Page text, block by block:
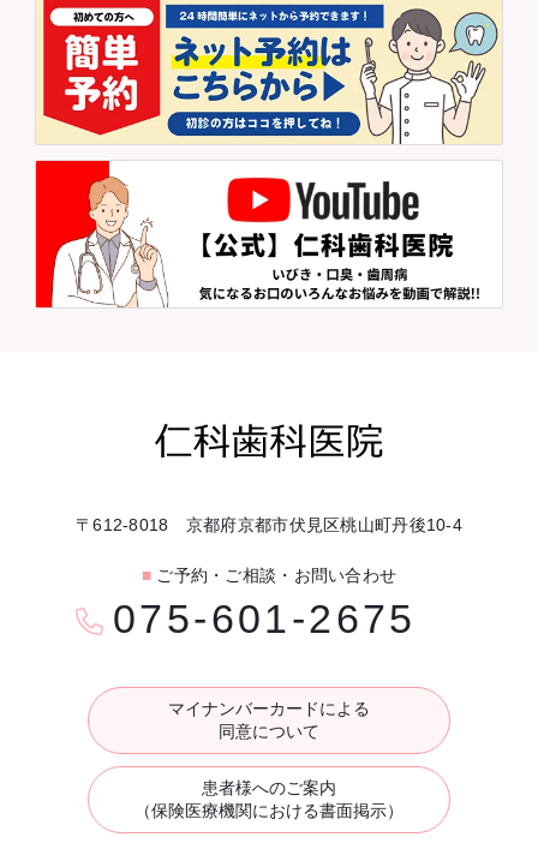
〒612-8018 京都府京都市伏見区桃山町丹後10-4
■ ご予約・ご相談・お問い合わせ
075-601-2675
マイナンバーカードによる
同意について
患者様へのご案内
（保険医療機関における書面掲示）